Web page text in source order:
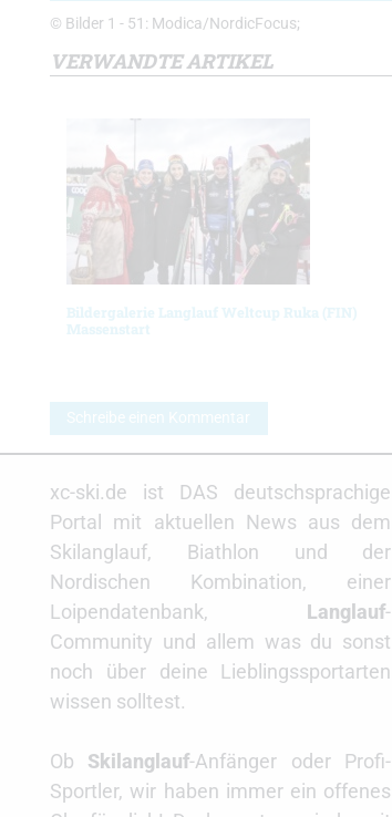
© Bilder 1 - 51: Modica/NordicFocus;
VERWANDTE ARTIKEL
Bildergalerie Langlauf Weltcup Ruka (FIN)
Massenstart
Schreibe einen Kommentar
xc-ski.de ist DAS deutschsprachige
Portal mit aktuellen News aus dem
Skilanglauf, Biathlon und der
Nordischen Kombination, einer
Loipendatenbank, Langlauf-
Community und allem was du sonst
noch über deine Lieblingssportarten
wissen solltest.
Ob Skilanglauf-Anfänger oder Profi-
Sportler, wir haben immer ein offenes